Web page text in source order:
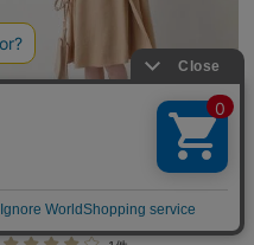
ンピース マタニティ・授乳服